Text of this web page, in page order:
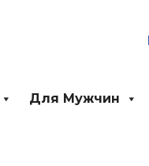
Для Мужчин